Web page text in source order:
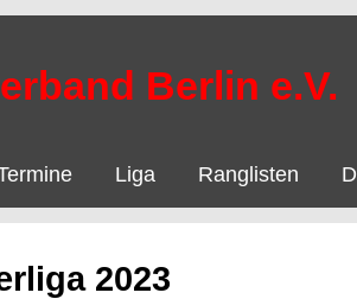
Berlin e.V.
Liga Ranglisten
2023